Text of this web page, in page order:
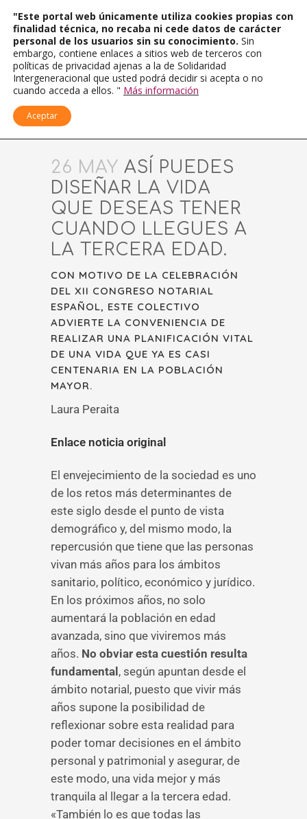
26 MAY ASÍ PUEDES
DISEÑAR LA VIDA
QUE DESEAS TENER
CUANDO LLEGUES A
LA TERCERA EDAD.
CON MOTIVO DE LA CELEBRACIÓN
DEL XII CONGRESO NOTARIAL
ESPAÑOL, ESTE COLECTIVO
ADVIERTE LA CONVENIENCIA DE
REALIZAR UNA PLANIFICACIÓN VITAL
DE UNA VIDA QUE YA ES CASI
CENTENARIA EN LA POBLACIÓN
MAYOR.
Laura Peraita
Enlace noticia original
El envejecimiento de la sociedad es uno
de los retos más determinantes de
este siglo desde el punto de vista
demográfico y, del mismo modo, la
repercusión que tiene que las personas
vivan más años para los ámbitos
sanitario, político, económico y jurídico.
En los próximos años, no solo
aumentará la población en edad
avanzada, sino que viviremos más
años. No obviar esta cuestión resulta
fundamental , según apuntan desde el
ámbito notarial, puesto que vivir más
años supone la posibilidad de
reflexionar sobre esta realidad para
poder tomar decisiones en el ámbito
personal y patrimonial y asegurar, de
este modo, una vida mejor y más
tranquila al llegar a la tercera edad.
«También lo es que todas las
"Este portal web únicamente utiliza cookies propias con
finalidad técnica, no recaba ni cede datos de carácter
personal de los usuarios sin su conocimiento. Sin
embargo, contiene enlaces a sitios web de terceros con
políticas de privacidad ajenas a la de Solidaridad
Intergeneracional que usted podrá decidir si acepta o no
cuando acceda a ellos. " Más información
Aceptar